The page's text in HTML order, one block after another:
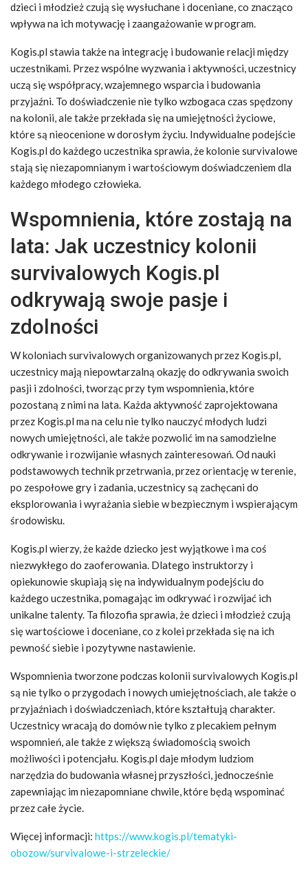
dzieci i młodzież czują się wysłuchane i doceniane, co znacząco
wpływa na ich motywację i zaangażowanie w program.
Kogis.pl stawia także na integrację i budowanie relacji między
uczestnikami. Przez wspólne wyzwania i aktywności, uczestnicy
uczą się współpracy, wzajemnego wsparcia i budowania
przyjaźni. To doświadczenie nie tylko wzbogaca czas spędzony
na kolonii, ale także przekłada się na umiejętności życiowe,
które są nieocenione w dorosłym życiu. Indywidualne podejście
Kogis.pl do każdego uczestnika sprawia, że kolonie survivalowe
stają się niezapomnianym i wartościowym doświadczeniem dla
każdego młodego człowieka.
Wspomnienia, które zostają na
lata: Jak uczestnicy kolonii
survivalowych Kogis.pl
odkrywają swoje pasje i
zdolności
W koloniach survivalowych organizowanych przez Kogis.pl,
uczestnicy mają niepowtarzalną okazję do odkrywania swoich
pasji i zdolności, tworząc przy tym wspomnienia, które
pozostaną z nimi na lata. Każda aktywność zaprojektowana
przez Kogis.pl ma na celu nie tylko nauczyć młodych ludzi
nowych umiejętności, ale także pozwolić im na samodzielne
odkrywanie i rozwijanie własnych zainteresowań. Od nauki
podstawowych technik przetrwania, przez orientację w terenie,
po zespołowe gry i zadania, uczestnicy są zachęcani do
eksplorowania i wyrażania siebie w bezpiecznym i wspierającym
środowisku.
Kogis.pl wierzy, że każde dziecko jest wyjątkowe i ma coś
niezwykłego do zaoferowania. Dlatego instruktorzy i
opiekunowie skupiają się na indywidualnym podejściu do
każdego uczestnika, pomagając im odkrywać i rozwijać ich
unikalne talenty. Ta filozofia sprawia, że dzieci i młodzież czują
się wartościowe i doceniane, co z kolei przekłada się na ich
pewność siebie i pozytywne nastawienie.
Wspomnienia tworzone podczas kolonii survivalowych Kogis.pl
są nie tylko o przygodach i nowych umiejętnościach, ale także o
przyjaźniach i doświadczeniach, które kształtują charakter.
Uczestnicy wracają do domów nie tylko z plecakiem pełnym
wspomnień, ale także z większą świadomością swoich
możliwości i potencjału. Kogis.pl daje młodym ludziom
narzędzia do budowania własnej przyszłości, jednocześnie
zapewniając im niezapomniane chwile, które będą wspominać
przez całe życie.
Więcej informacji: https://www.kogis.pl/tematyki-
obozow/survivalowe-i-strzeleckie/